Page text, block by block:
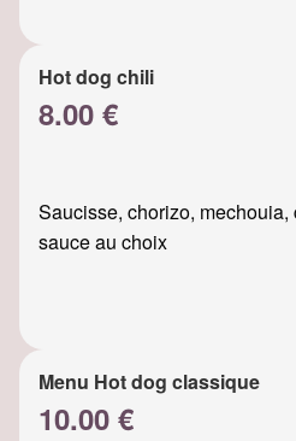
Hot dog chili
8.00 €
Saucisse, chorizo, mechouia,
sauce au choix
Menu Hot dog classique
10.00 €